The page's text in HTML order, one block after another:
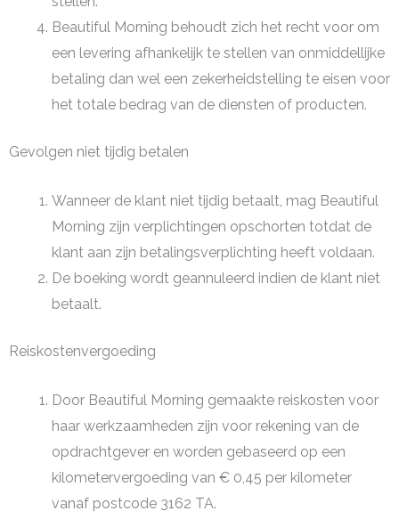
Beautiful Morning behoudt zich het recht voor om
een levering afhankelijk te stellen van onmiddellijke
betaling dan wel een zekerheidstelling te eisen voor
het totale bedrag van de diensten of producten.
Gevolgen niet tijdig betalen
Wanneer de klant niet tijdig betaalt, mag Beautiful
Morning zijn verplichtingen opschorten totdat de
klant aan zijn betalingsverplichting heeft voldaan.
De boeking wordt geannuleerd indien de klant niet
betaalt.
Reiskostenvergoeding
Door Beautiful Morning gemaakte reiskosten voor
haar werkzaamheden zijn voor rekening van de
opdrachtgever en worden gebaseerd op een
kilometervergoeding van € 0,45 per kilometer
vanaf postcode 3162 TA.